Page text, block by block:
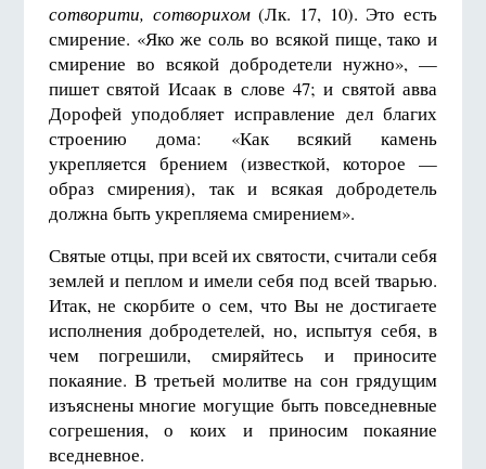
сотворити, сотворихом(Лк. 17, 10). Это есть
смирение. «Яко же соль во всякой пище, тако и
смирение во всякой добродетели нужно», —
пишет святой Исаак в слове 47; и святой авва
Дорофей уподобляет исправление дел благих
строению дома: «Как всякий камень
укрепляется брением (известкой, которое —
образ смирения), так и всякая добродетель
должна быть укрепляема смирением».
Святые отцы, при всей их святости, считали себя
землей и пеплом и имели себя под всей тварью.
Итак, не скорбите о сем, что Вы не достигаете
исполнения добродетелей, но, испытуя себя, в
чем погрешили, смиряйтесь и приносите
покаяние. В третьей молитве на сон грядущим
изъяснены многие могущие быть повседневные
согрешения, о коих и приносим покаяние
вседневное.